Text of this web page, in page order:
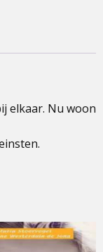
elkaar. Nu woon